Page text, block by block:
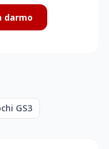
darmo
GS3